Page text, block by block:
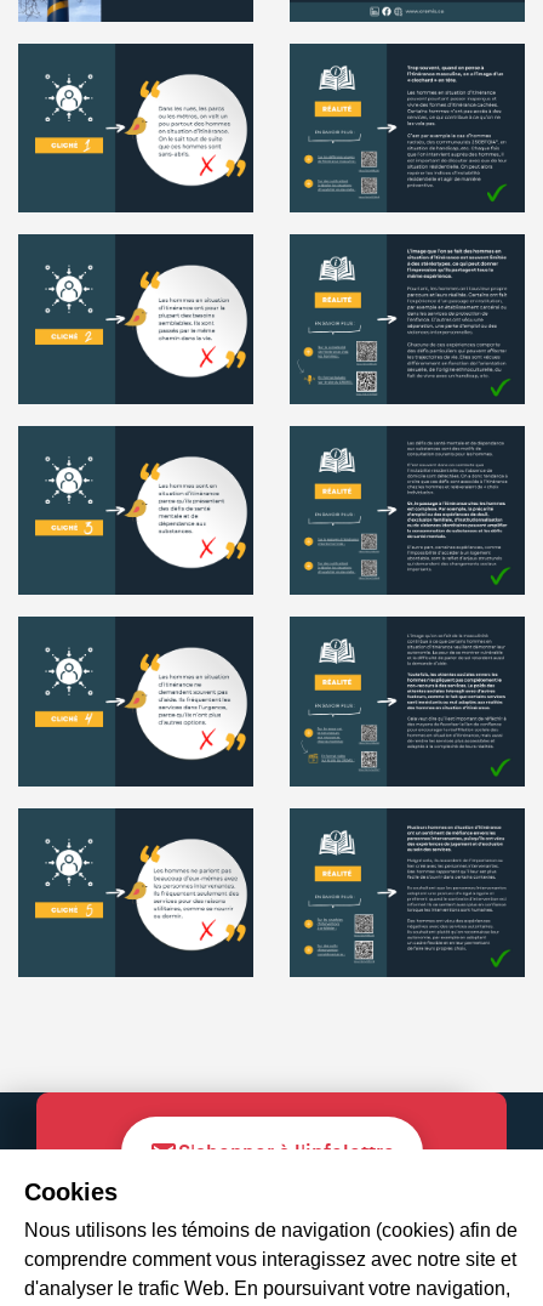
Cookies
Nous utilisons les témoins de navigation (cookies) afin de
comprendre comment vous interagissez avec notre site et
d'analyser le trafic Web. En poursuivant votre navigation,
S'abonner à l'infolettre